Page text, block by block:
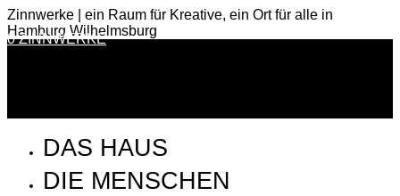
Zinnwerke | ein Raum für Kreative, ein Ort für alle in
Hamburg Wilhelmsburg
0 ZINNWERKE
DAS HAUS
DIE MENSCHEN